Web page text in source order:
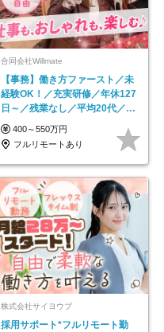
合同会社Willmate
【事務】働き方ファースト／未
経験OK！／充実研修／年休127
日～／残業なし／平均20代／リ
モートOK
400～550万円
フルリモートあり
株式会社サイヨウブ
採用サポート*フルリモート勤